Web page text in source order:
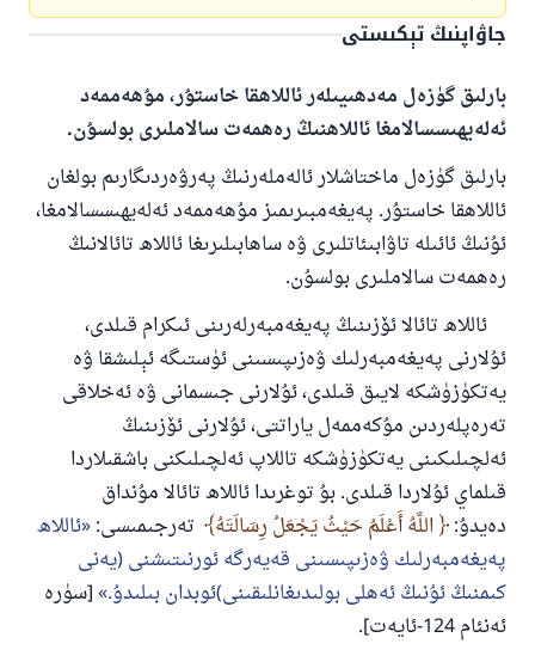
جاۋاپنىڭ تېكىستى
بارلىق گۈزەل مەدھىيىلەر ئاللاھقا خاستۇر، مۇھەممەد
ئەلەيھىسسالامغا ئاللاھنىڭ رەھمەت سالاملىرى بولسۇن.
بارلىق گۈزەل ماختاشلار ئالەملەرنىڭ پەرۋەردىگارىم بولغان
ئاللاھقا خاستۇر. پەيغەمبىرىمىز مۇھەممەد ئەلەيھىسسالامغا،
ئۇنىڭ ئائىلە تاۋابىئاتلىرى ۋە ساھابىلىرىغا ئاللاھ تائالانىڭ
رەھمەت سالاملىرى بولسۇن.
ئاللاھ تائالا ئۆزىنىڭ پەيغەمبەرلەرىنى ئىكرام قىلدى،
ئۇلارنى پەيغەمبەرلىك ۋەزىپىسىنى ئۈستىگە ئېلىشقا ۋە
يەتكۈزۈشكە لايىق قىلدى، ئۇلارنى جىسمانى ۋە ئەخلاقى
تەرەپلەردىن مۇكەممەل ياراتتى، ئۇلارنى ئۆزىنىڭ
ئەلچىلىكىنى يەتكۈزۈشكە تاللاپ ئەلچىلىكنى باشقىلاردا
قىلماي ئۇلاردا قىلدى. بۇ توغرىدا ئاللاھ تائالا مۇنداق
دەيدۇ: اللَّهُ أَعْلَمُ حَيْثُ يَجْعَلُ رِسَالَتَهُ تەرجىمىسى: ئاللاھ
پەيغەمبەرلىك ۋەزىپىسىنى قەيەرگە ئورنىتىشنى (يەنى
كىمنىڭ ئۇنىڭ ئەھلى بولىدىغانلىقىنى)ئوبدان بىلىدۇ. [سۈرە
ئەنئام 124-ئايەت].